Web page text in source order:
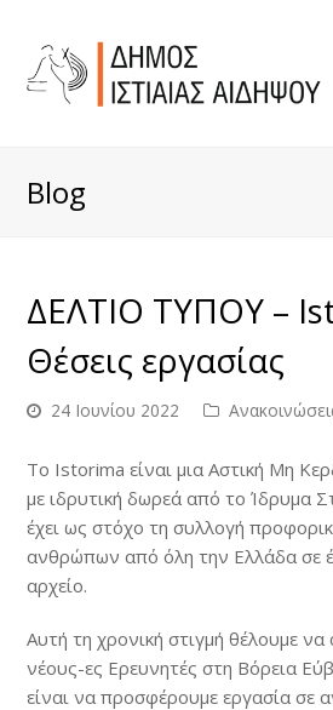
Blog
ΔΕΛΤΙΟ ΤΥΠΟΥ –
Θέσεις εργασίας
24 Ιουνίου 2022
Το Istorima είναι μια Αστική Μη
με ιδρυτική δωρεά από το Ίδρυμα
έχει ως στόχο τη συλλογή
ανθρώπων από όλη την Ελλάδα σε
αρχείο.
Aυτή τη χρονική στιγμή θέλουμε
νέους-ες Ερευνητές στη Βόρεια
είναι να προσφέρουμε εργασία σε